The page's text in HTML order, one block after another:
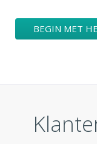
BEGIN MET